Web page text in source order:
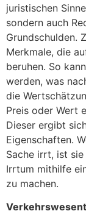
juristischen
sondern auch
Grundschulden.
Merkmale, die
beruhen. So
werden, was
die
Preis oder Wert
Dieser ergibt
Eigenschaften.
Sache irrt, ist
Irrtum mithilfe
zu machen.